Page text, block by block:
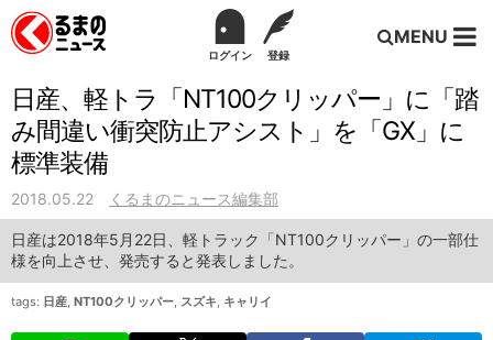
ログイン 登録
MENU
日産、軽トラ「NT100クリッパー」に「踏
み間違い衝突防止アシスト」を「GX」に
標準装備
2018.05.22 くるまのニュース編集部
日産は2018年5月22日、軽トラック「NT100クリッパー」の一部仕
様を向上させ、発売すると発表しました。
tags: 日産, NT100クリッパー, スズキ, キャリイ